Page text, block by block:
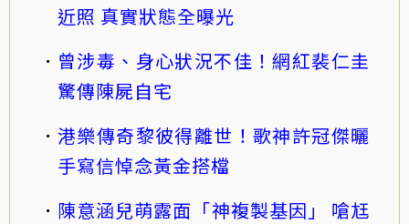
近照 真實狀態全曝光
曾涉毒、身心狀況不佳！網紅裴仁圭
驚傳陳屍自宅
港樂傳奇黎彼得離世！歌神許冠傑曬
手寫信悼念黃金搭檔
陳意涵兒萌露面「神複製基因」 嗆尪